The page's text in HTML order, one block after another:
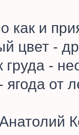
как и
цвет -
груда -
ягода от